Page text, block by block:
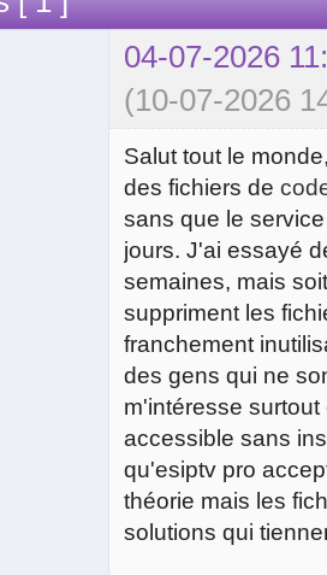
04-07-2026
(10-07-2026
Salut tout le
des fichiers de
sans que le
jours. J'ai essayé
semaines, mais
suppriment les
franchement
des gens qui ne
m'intéresse
accessible sans
qu'esiptv pro
théorie mais les
solutions qui